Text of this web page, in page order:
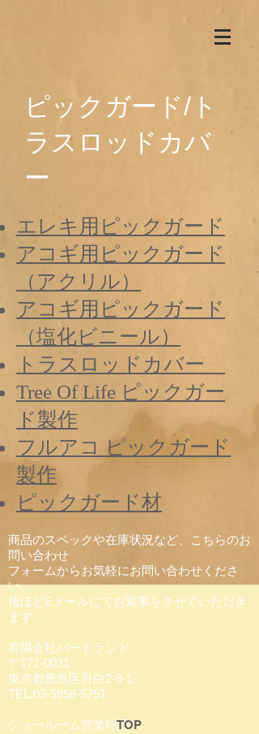
ピックガード/ト
ラスロッドカバ
ー
エレキ用ピックガード
アコギ用ピックガード
（アクリル）
アコギ用ピックガード
（塩化ビニール）
トラスロッドカバー
Tree Of Life ピックガー
ド製作
フルアコ ピックガード
製作
ピックガード材
商品のスペックや在庫状況など、こちらのお
問い合わせ
フォームからお気軽にお問い合わせくださ
い。
​後ほどEメールにてお返事をさせていただき
ます。
有限会社バードランド
〒171-0031
東京都豊島区目白2-9-1
TEL:03-5958-5751​
​ショールーム営業時間TOP